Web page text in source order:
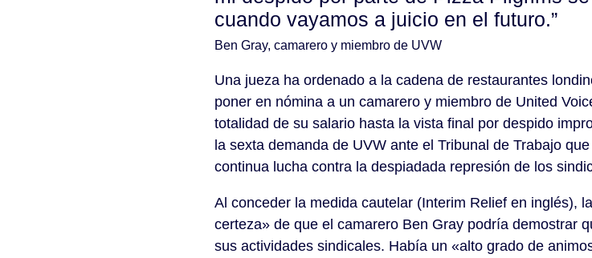
cuando vayamos a juicio en el futuro.”
Ben Gray, camarero y miembro de UVW
Una jueza ha ordenado a la cadena de restaurantes
poner en nómina a un camarero y miembro de United
totalidad de su salario hasta la vista final por despido
la sexta demanda de UVW ante el Tribunal de Trabajo
continua lucha contra la despiadada represión de los
Al conceder la medida cautelar (Interim Relief en inglés),
certeza» de que el camarero Ben Gray podría demostrar
sus actividades sindicales. Había un «alto grado de